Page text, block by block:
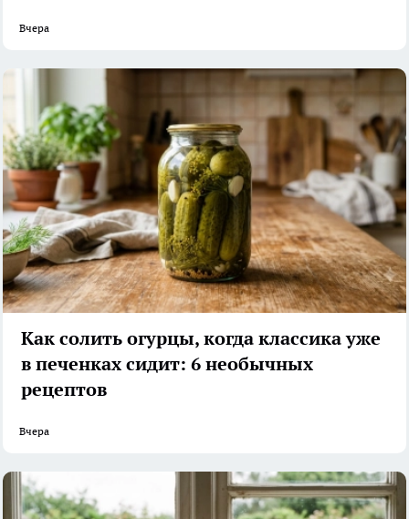
Вчера
Как солить огурцы, когда классика уже
в печенках сидит: 6 необычных
рецептов
Вчера